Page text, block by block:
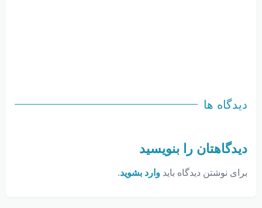
دیدگاه ها
دیدگاهتان را بنویسید
برای نوشتن دیدگاه باید وارد بشوید.